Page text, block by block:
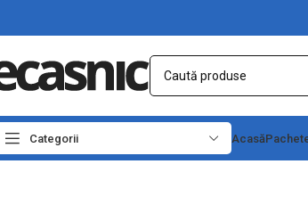
Categorii Acasă
Prima pagină Conectica Ventilatoare Ventilator 24V-